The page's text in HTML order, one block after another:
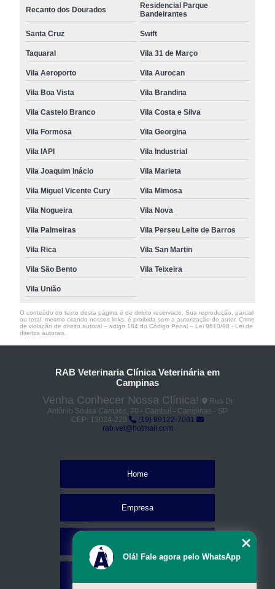
Recanto dos Dourados
Residencial Parque
Bandeirantes
Santa Cruz Swift
Taquaral Vila 31 de Março
Vila Aeroporto Vila Aurocan
Vila Boa Vista Vila Brandina
Vila Castelo Branco Vila Costa e Silva
Vila Formosa Vila Georgina
Vila IAPI Vila Industrial
Vila Joaquim Inácio Vila Marieta
Vila Miguel Vicente Cury Vila Mimosa
Vila Nogueira Vila Nova
Vila Palmeiras Vila Perseu Leite de Barros
Vila Rica Vila San Martin
Vila São Bento Vila Teixeira
Vila União
O conteúdo do texto desta página é de direito reservado. Sua reprodução, parcial
ou total, mesmo citando nossos links, é proibida sem a autorização do autor. Crime
de violação de direito autoral – artigo 184 do Código Penal – Lei 9610/98 - Lei de
direitos autorais
RAB Veterinaria Clínica Veterinária em
Campinas
Venha Conhecer Nossa Clínica!
Rua Dr
Antônio Sousa Campos, 70 - Cambuí - Campinas - SP
CEP: 13024-220
(19) 99122-7061
rab.vet@hotmail.com
Home
Empresa
Olá! Fale agora pelo WhatsApp